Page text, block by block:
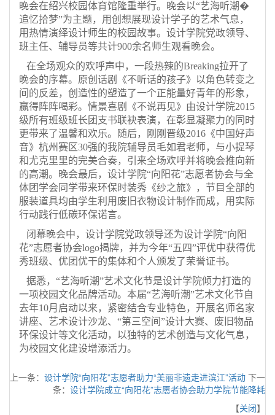
晚会在绍兴校园体育馆隆重举行。晚会以“艺海听潮�
追忆拾梦”为主题，用创想展现设计学子的艺术气息，
用热情演绎设计师生的校园故事。设计学院党政领导、
班主任、辅导员等共计900余名师生观看晚会。
在全场观众的欢呼声中，一段热辣的Breaking拉开了
晚会的序幕。原创话剧《不听话的孩子》以角色转变之
间的反差，创造性的塑造了一个正能量好青年的形象，
赢得阵阵喝彩。情景喜剧《不说再见》由设计学院2015
级所有班级班长团支书联袂表演，在彰显凝聚力的同时
更带来了温馨和欢乐。随后，刚刚晋级2016《中国好声
音》杭州赛区30强的我院辅导员毛如君老师，与小提琴
和尤克里里的完美合奏，引来全场欢呼并将晚会推向新
的高潮。晚会最后，设计学院“向阳花”志愿者协会与全
体团学会同学带来环保时装秀《纱之旅》，节目全部的
服装道具均由学生利用废旧衣物设计制作而成，用实际
行动践行低碳环保诺言。
闭幕晚会中，设计学院党政领导还为设计学院“向阳
花”志愿者协会logo揭牌，并为今年“五四”评优中获得优
秀班级、优团优干的集体和个人颁发了荣誉证书。
据悉，“艺海听潮”艺术文化节是设计学院倾力打造的
一项校园文化品牌活动。本届“艺海听潮”艺术文化节自
去年10月启动以来，紧密结合专业特色，开展名师名家
讲座、艺术设计沙龙、“第三空间”设计大赛、废旧物品
环保设计等文化活动，以独特的艺术创造与文化气息，
为校园文化建设增添活力。
上一条： 设计学院“向阳花”志愿者助力“美丽非遗走进滨江”活动 下一
条： 设计学院成立“向阳花”志愿者协会助力学院节能降耗
【关闭】